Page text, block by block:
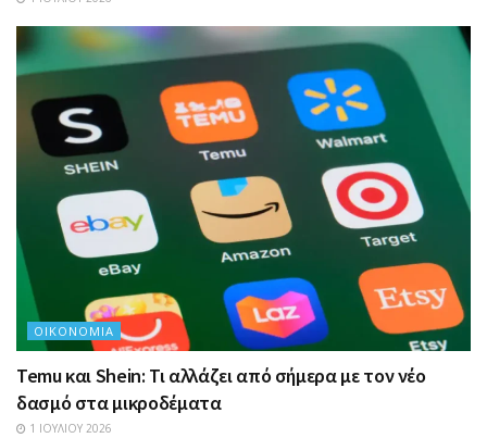
ΟΙΚΟΝΟΜΊΑ
Temu και Shein: Τι αλλάζει από σήμερα με τον νέο
δασμό στα μικροδέματα
1 ΙΟΥΛΊΟΥ 2026